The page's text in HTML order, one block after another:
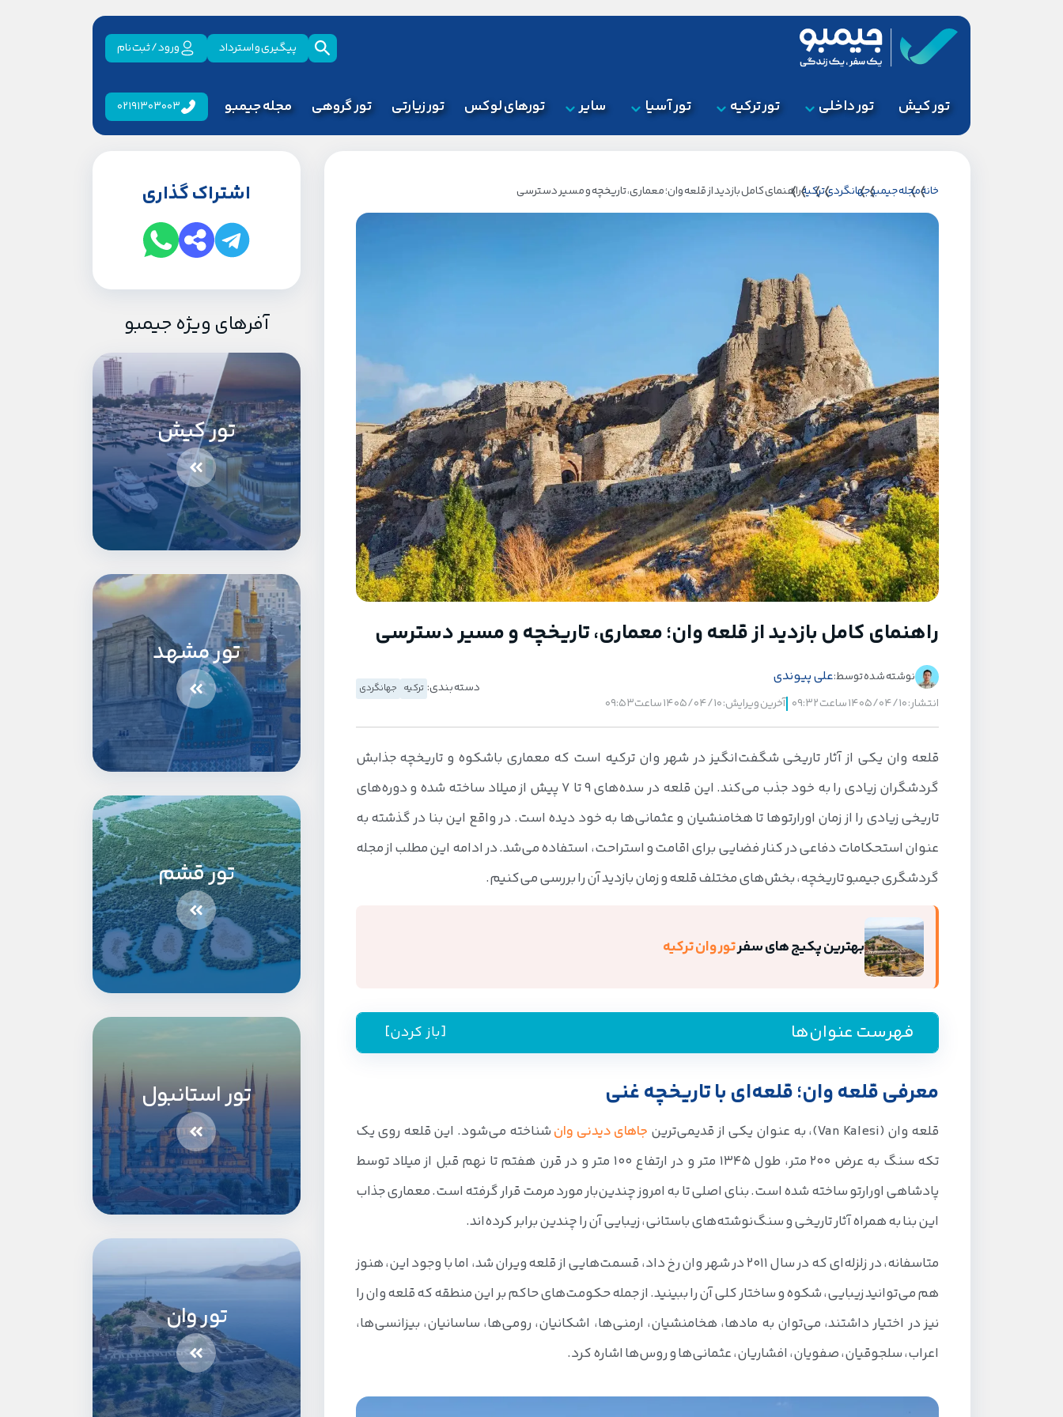
پیگیری و استرداد ورود / ثبت نام
تور کیش تور داخلی تور ترکیه تور آسیا سایر تورهای لوکس تور زیارتی تور گروهی مجله جیمبو 02191303003
خانهمجله جیمبوجهانگردیترکیهراهنمای کامل بازدید از قلعه وان؛ معماری، تاریخچه و مسیر دسترسی
راهنمای کامل بازدید از قلعه وان؛ معماری، تاریخچه و مسیر دسترسی
نوشته شده توسط:علی پیوندی
انتشار: ۱۴۰۵/۰۴/۱۰ ساعت ۰۹:۳۲ آخرین ویرایش: ۱۴۰۵/۰۴/۱۰ ساعت ۰۹:۵۳
دسته بندی: ترکیه جهانگردی
قلعه وان یکی از آثار تاریخی شگفت‌انگیز در شهر وان ترکیه است که معماری باشکوه و تاریخچه جذابش
گردشگران زیادی را به خود جذب می‌کند. این قلعه در سده‌های 9 تا 7 پیش از میلاد ساخته شده و دوره‌های
تاریخی زیادی را از زمان اورارتوها تا هخامنشیان و عثمانی‌ها به خود دیده است. در واقع این بنا در گذشته به
عنوان استحکامات دفاعی در کنار فضایی برای اقامت و استراحت، استفاده می‌شد. در ادامه این مطلب از مجله
گردشگری جیمبو تاریخچه، بخش‌های مختلف قلعه و زمان بازدید آن را بررسی می‌کنیم.
بهترین پکیج های سفرتور وان ترکیه
فهرست عنوان‌ها [باز کردن]
قلعه وان کجاست؟
چگونه به قلعه وان برویم؟
نگاهی به تاریخچه قلعه وان در ترکیه
نحوه طراحی و معماری قلعه وان
تأثیر سایر دوره‌ها روی معماری قلعه وان
بخش‌های مختلف قلعه وان؛ از داخل تا محوطه بیرونی
قلعه داخلی
محوطه بیرونی و فضاهای اطراف
مقبره‌های سنگی ساردوری دوم
معرفی قلعه وان؛ قلعه‌ای با تاریخچه غنی
قلعه وان (Van Kalesi)، به عنوان یکی از قدیمی‌ترین جاهای دیدنی وانشناخته می‌شود. این قلعه روی یک
تکه سنگ به عرض 200 متر، طول 1345 متر و در ارتفاع 100 متر و در قرن هفتم تا نهم قبل از میلاد توسط
پادشاهی اورارتو ساخته شده است. بنای اصلی تا به امروز چندین‌بار مورد مرمت قرار گرفته است. معماری جذاب
این بنا به همراه آثار تاریخی و سنگ‌نوشته‌ها‌ی باستانی، زیبایی آن را چندین برابر کرده‌اند.
متاسفانه، در زلزله‌ای که در سال 2011 در شهر وان رخ داد، قسمت‌هایی از قلعه ویران شد، اما با وجود این، هنوز
هم می‌توانید زیبایی، شکوه و ساختار کلی آن را ببینید. از جمله حکومت‌های حاکم بر این منطقه که قلعه وان را
نیز در اختیار داشتند، می‌توان به مادها، هخامنشیان، ارمنی‌ها، اشکانیان، رومی‌ها، ساسانیان، بیزانسی‌ها،
اعراب، سلجوقیان، صفویان، افشاریان، عثمانی‌ها و روس‌ها اشاره کرد.
اشتراک گذاری
آفرهای ویژه جیمبو
تور کیش
تور مشهد
تور قشم
تور استانبول
تور وان